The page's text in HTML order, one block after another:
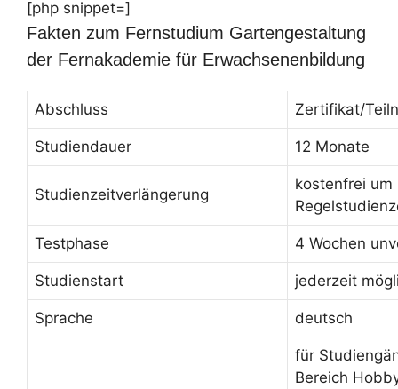
[php snippet=]
Fakten zum Fernstudium Gartengestaltung
der Fernakademie für Erwachsenenbildung
Abschluss Zertifikat/
Studiendauer 12 Monate
Studienzeitverlängerung
kostenfrei um
Testphase 4 Wochen
Studienstart jederzeit
Sprache deutsch
für
Bereich